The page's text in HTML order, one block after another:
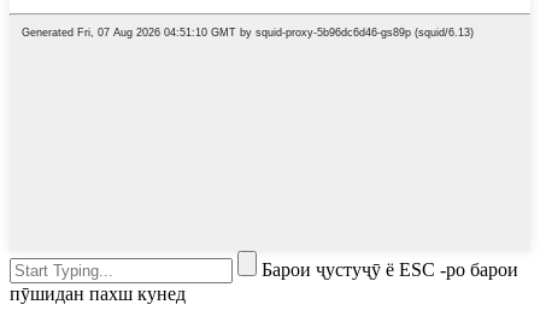
Барои ҷустуҷӯ ё ESC -ро барои
пӯшидан пахш кунед